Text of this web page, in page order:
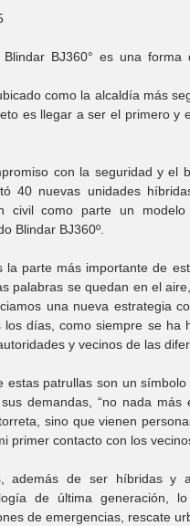
Blindar BJ360° es una
como la alcaldía más
es llegar a ser el primero y
con la seguridad y el
40 nuevas unidades
civil como parte un
Blindar BJ360º.
la parte más importante de
palabras se quedan en el
una nueva estrategia
días, como siempre se ha
y vecinos de las
estas patrullas son un
demandas, “no nada
sino que vienen
primer contacto con los
además de ser híbridas y
de última generación,
de emergencias, rescate